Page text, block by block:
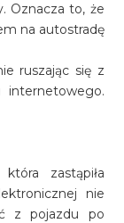
Oznacza to, że
na autostradę
ruszając się z
zastąpiła
nie
z pojazdu po